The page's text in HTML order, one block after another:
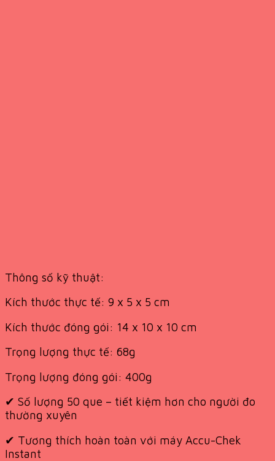
Thông số kỹ thuật:
Kích thước thực tế: 9 x 5 x 5 cm
Kích thước đóng gói: 14 x 10 x 10 cm
Trọng lượng thực tế: 68g
Trọng lượng đóng gói: 400g
✔ Số lượng 50 que – tiết kiệm hơn cho người đo
thường xuyên
✔ Tương thích hoàn toàn với máy Accu-Chek
Instant